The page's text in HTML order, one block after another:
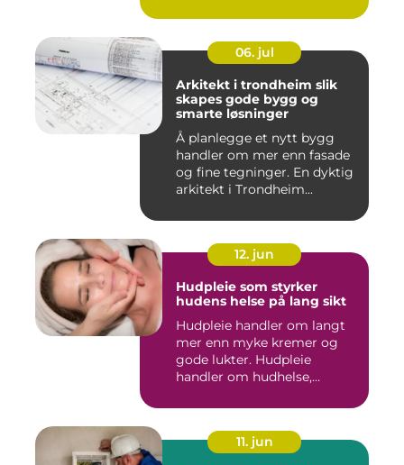
06. jul
Arkitekt i trondheim slik
skapes gode bygg og
smarte løsninger
Å planlegge et nytt bygg
handler om mer enn fasade
og fine tegninger. En dyktig
arkitekt i Trondheim...
12. jun
Hudpleie som styrker
hudens helse på lang sikt
Hudpleie handler om langt
mer enn myke kremer og
gode lukter. Hudpleie
handler om hudhelse,
11. jun